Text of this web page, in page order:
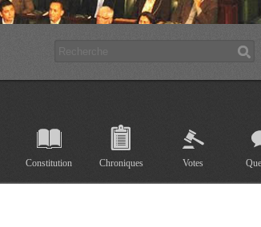
Constitution Chroniques Votes